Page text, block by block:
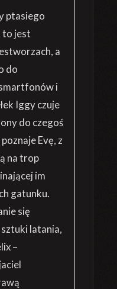
ptasiego
to jest
a
do
i
Iggy czuje
do czegoś
Evę, z
na trop
im
gatunku.
się
latania,
–